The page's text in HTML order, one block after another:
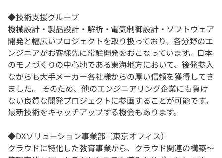
◆技術支援グループ
機械設計・製品設計・解析・電気制御設計・ソフトウェア
開発と幅広いプロジェクトを取り扱っており、各分野のエ
ンジニアがお客様先に常駐開発をおこなっています。日本
のモノづくりの中心地である東海地方において、後発参入
ながらも大手メーカー各社様からの厚い信頼を獲得してき
ました。 そのため、他のエンジニアリング企業にも負け
ない良質な開発プロジェクトに参画することが可能です。
最新技術をキャッチアップする機会もあります。
◆DXソリューション事業部（東京オフィス）
クラウドに特化した教育事業から、クラウド関連の構築～